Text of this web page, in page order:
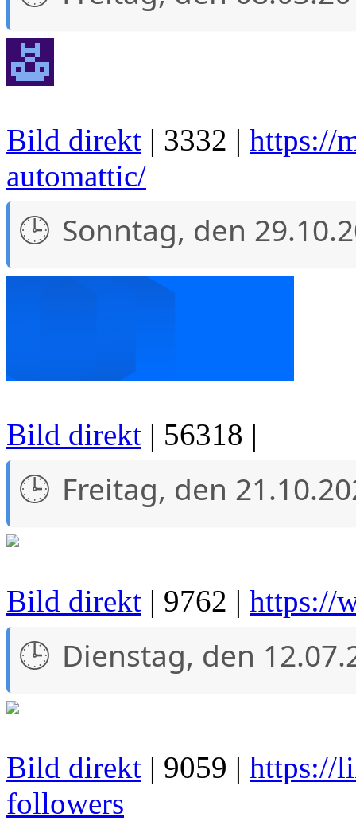
Bild direkt | 3332 | https://
automattic/
Sonntag, den
Bild direkt | 56318 |
Freitag, den
Bild direkt | 9762 | https://
Dienstag, den
Bild direkt | 9059 | https://
followers